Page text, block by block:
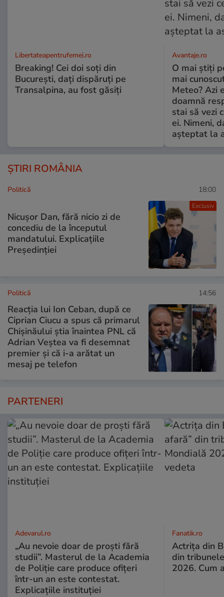
Libertateapentrufemei.ro
Breaking! Cei doi soți din
București, dați dispăruți pe
Transalpina, au fost găsiți
Avantaje.ro
O mai știți
mai
Meteo? Azi
doamnă
stai să vezi
ei. Nimeni,
așteptat la
ȘTIRI ROMÂNIA
Exclusiv
Politică 18:00
Nicușor Dan, fără nicio zi de
concediu de la începutul
mandatului. Explicațiile
Președinției
Politică 14:56
Reacția lui Ion Ceban, după ce
Ciprian Ciucu a spus că primarul
Chișinăului știa înaintea PNL că
Adrian Veștea va fi desemnat
premier și că i-a arătat un
mesaj pe telefon
PARTENERI
Adevarul.ro
„Au nevoie doar de proști fără
studii”. Masterul de la Academia
de Poliție care produce ofițeri
într-un an este contestat.
Explicațiile instituției
Fanatik.ro
Actrița din
din
2026. Cum